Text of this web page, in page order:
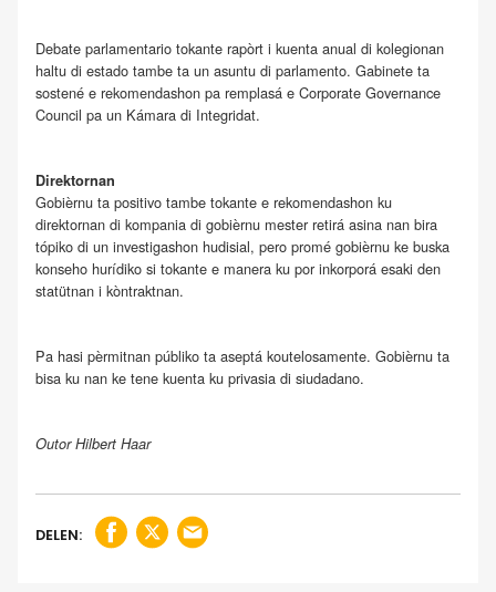
Debate parlamentario tokante rapòrt i kuenta anual di kolegionan
haltu di estado tambe ta un asuntu di parlamento. Gabinete ta
sostené e rekomendashon pa remplasá e Corporate Governance
Council pa un Kámara di Integridat.
Direktornan
Gobièrnu ta positivo tambe tokante e rekomendashon ku
direktornan di kompania di gobièrnu mester retirá asina nan bira
tópiko di un investigashon hudisial, pero promé gobièrnu ke buska
konseho hurídiko si tokante e manera ku por inkorporá esaki den
statütnan i kòntraktnan.
Pa hasi pèrmitnan públiko ta aseptá koutelosamente. Gobièrnu ta
bisa ku nan ke tene kuenta ku privasia di siudadano.
Outor Hilbert Haar
DELEN: